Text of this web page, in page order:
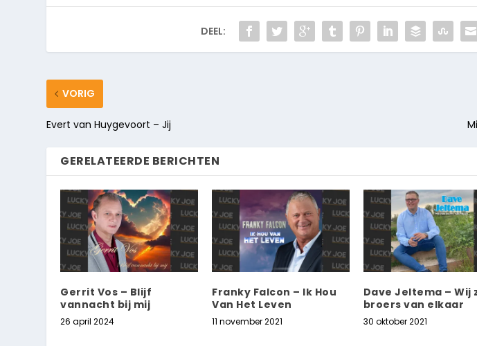
DEEL:
VORIG
Evert van Huygevoort – Jij
GERELATEERDE BERICHTEN
Gerrit Vos – Blijf
vannacht bij mij
26 april 2024
Franky Falcon – Ik Hou
Van Het Leven
11 november 2021
Dave Jeltema – Wij
broers van elkaar
30 oktober 2021